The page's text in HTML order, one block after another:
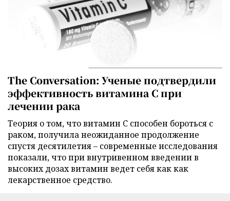
The Conversation: Ученые подтвердили
эффективность витамина C при
лечении рака
Теория о том, что витамин C способен бороться с
раком, получила неожиданное продолжение
спустя десятилетия – современные исследования
показали, что при внутривенном введении в
высоких дозах витамин ведет себя как как
лекарственное средство.